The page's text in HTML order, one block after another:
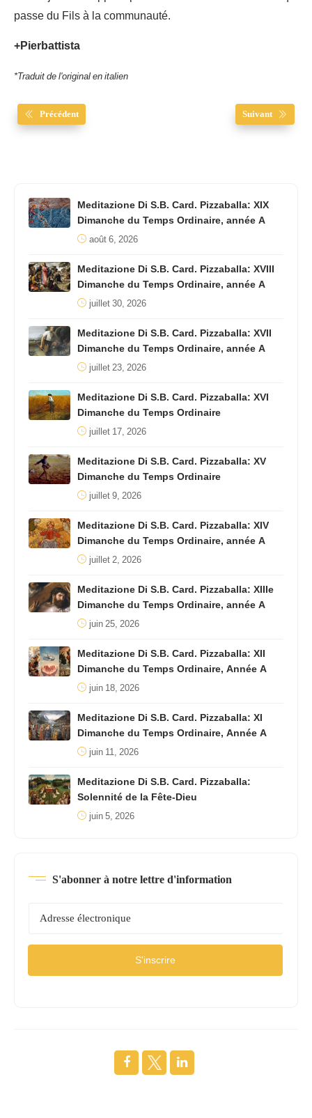
passe du Fils à la communauté.
+Pierbattista
*Traduit de l'original en italien
Précédent Suivant
Meditazione Di S.B. Card. Pizzaballa: XIX
Dimanche du Temps Ordinaire, année A
août 6, 2026
Meditazione Di S.B. Card. Pizzaballa: XVIII
Dimanche du Temps Ordinaire, année A
juillet 30, 2026
Meditazione Di S.B. Card. Pizzaballa: XVII
Dimanche du Temps Ordinaire, année A
juillet 23, 2026
Meditazione Di S.B. Card. Pizzaballa: XVI
Dimanche du Temps Ordinaire
juillet 17, 2026
Meditazione Di S.B. Card. Pizzaballa: XV
Dimanche du Temps Ordinaire
juillet 9, 2026
Meditazione Di S.B. Card. Pizzaballa: XIV
Dimanche du Temps Ordinaire, année A
juillet 2, 2026
Meditazione Di S.B. Card. Pizzaballa: XIIIe
Dimanche du Temps Ordinaire, année A
juin 25, 2026
Meditazione Di S.B. Card. Pizzaballa: XII
Dimanche du Temps Ordinaire, Année A
juin 18, 2026
Meditazione Di S.B. Card. Pizzaballa: XI
Dimanche du Temps Ordinaire, Année A
juin 11, 2026
Meditazione Di S.B. Card. Pizzaballa:
Solennité de la Fête-Dieu
juin 5, 2026
S'abonner à notre lettre d'information
S'inscrire